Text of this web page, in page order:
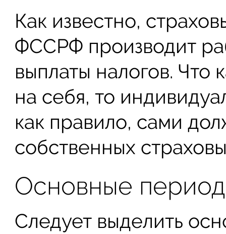
Как известно,
ФССРФ производит
выплаты налогов. Что
на себя, то
как правило, сами
собственных
Основные
Следует выделить